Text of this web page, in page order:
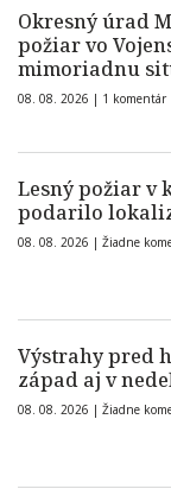
Okresný úrad
požiar vo
mimoriadnu
08. 08. 2026 | 1 komentár
Lesný požiar v
podarilo
08. 08. 2026 | Žiadne
Výstrahy pred
západ aj v
08. 08. 2026 | Žiadne